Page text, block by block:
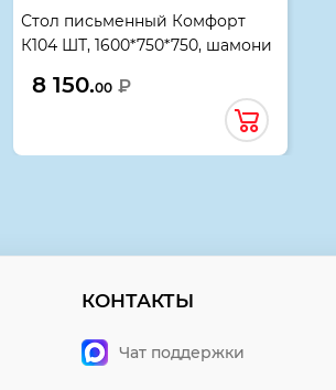
Стол письменный Комфорт
К104 ШТ, 1600*750*750, шамони
8 150.00 ₽
КОНТАКТЫ
Чат поддержки